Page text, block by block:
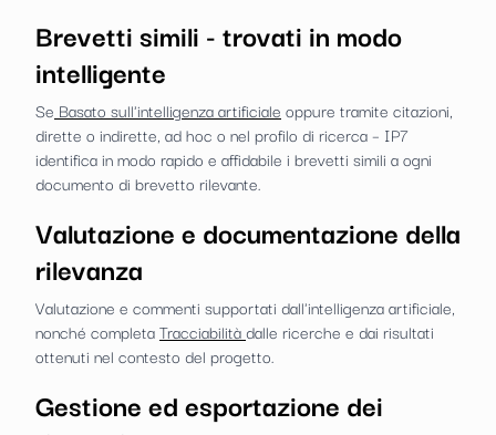
Brevetti simili - trovati in modo
intelligente
Se Basato sull'intelligenza artificiale oppure tramite citazioni,
dirette o indirette, ad hoc o nel profilo di ricerca – IP7
identifica in modo rapido e affidabile i brevetti simili a ogni
documento di brevetto rilevante.
Valutazione e documentazione della
rilevanza
Valutazione e commenti supportati dall'intelligenza artificiale,
nonché completaTracciabilitàdalle ricerche e dai risultati
ottenuti nel contesto del progetto.
Gestione ed esportazione dei